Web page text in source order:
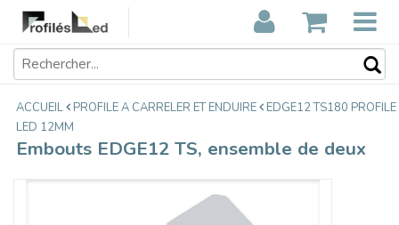
Embouts EDGE12 TS, ensemble de
deux
€3,25
ACCUEIL PROFILE A CARRELER ET ENDUIRE
EDGE12 TS180 PROFILE
LED 12MM
Embouts EDGE12 TS, ensemble de deux